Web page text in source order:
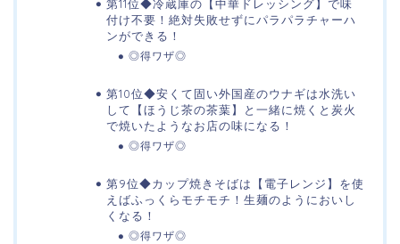
第11位◆冷蔵庫の【中華ドレッシング】で味
付け不要！絶対失敗せずにパラパラチャーハ
ンができる！
◎得ワザ◎
第10位◆安くて固い外国産のウナギは水洗い
して【ほうじ茶の茶葉】と一緒に焼くと炭火
で焼いたようなお店の味になる！
◎得ワザ◎
第9位◆カップ焼きそばは【電子レンジ】を使
えばふっくらモチモチ！生麺のようにおいし
くなる！
◎得ワザ◎